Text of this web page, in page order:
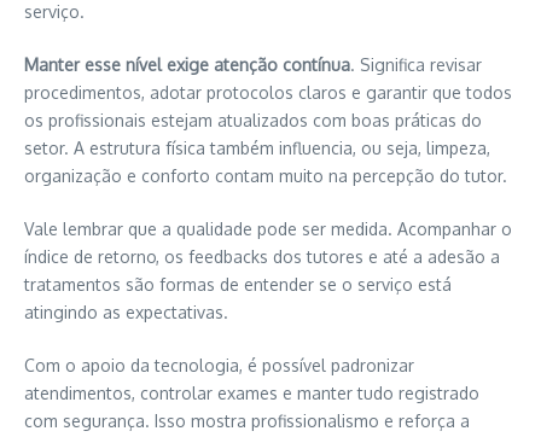
serviço.
Manter esse nível exige atenção contínua. Significa revisar
procedimentos, adotar protocolos claros e garantir que todos
os profissionais estejam atualizados com boas práticas do
setor. A estrutura física também influencia, ou seja, limpeza,
organização e conforto contam muito na percepção do tutor.
Vale lembrar que a qualidade pode ser medida. Acompanhar o
índice de retorno, os feedbacks dos tutores e até a adesão a
tratamentos são formas de entender se o serviço está
atingindo as expectativas.
Com o apoio da tecnologia, é possível padronizar
atendimentos, controlar exames e manter tudo registrado
com segurança. Isso mostra profissionalismo e reforça a